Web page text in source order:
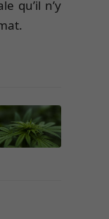
qu’il n’y